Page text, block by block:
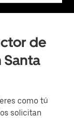
de
como tú
solicitan